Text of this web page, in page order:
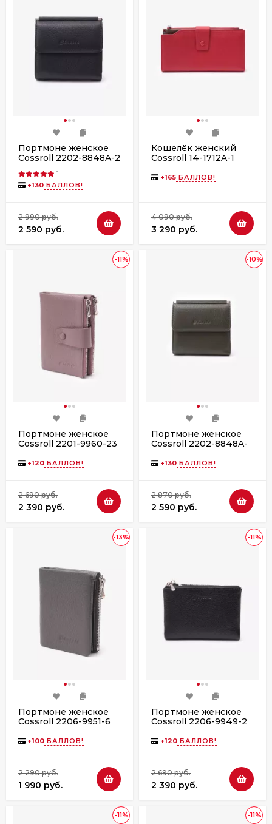
Портмоне женское
Cossroll 2202-8848A-2
1
+130 БАЛЛОВ!
2 990 руб.
2 590 руб.
Кошелёк женский
Cossroll 14-1712A-1
+165 БАЛЛОВ!
4 090 руб.
3 290 руб.
-11%
Портмоне женское
Cossroll 2201-9960-23
+120 БАЛЛОВ!
2 690 руб.
2 390 руб.
-10%
Портмоне женское
Cossroll 2202-8848A-
+130 БАЛЛОВ!
2 870 руб.
2 590 руб.
-13%
Портмоне женское
Cossroll 2206-9951-6
+100 БАЛЛОВ!
2 290 руб.
1 990 руб.
-11%
Портмоне женское
Cossroll 2206-9949-2
+120 БАЛЛОВ!
2 690 руб.
2 390 руб.
-11% -11%